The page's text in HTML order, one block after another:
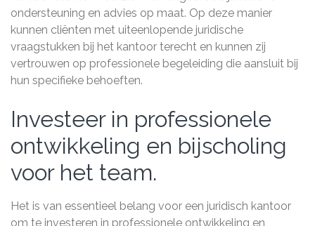
ondersteuning en advies op maat. Op deze manier
kunnen cliënten met uiteenlopende juridische
vraagstukken bij het kantoor terecht en kunnen zij
vertrouwen op professionele begeleiding die aansluit bij
hun specifieke behoeften.
Investeer in professionele
ontwikkeling en bijscholing
voor het team.
Het is van essentieel belang voor een juridisch kantoor
om te investeren in professionele ontwikkeling en